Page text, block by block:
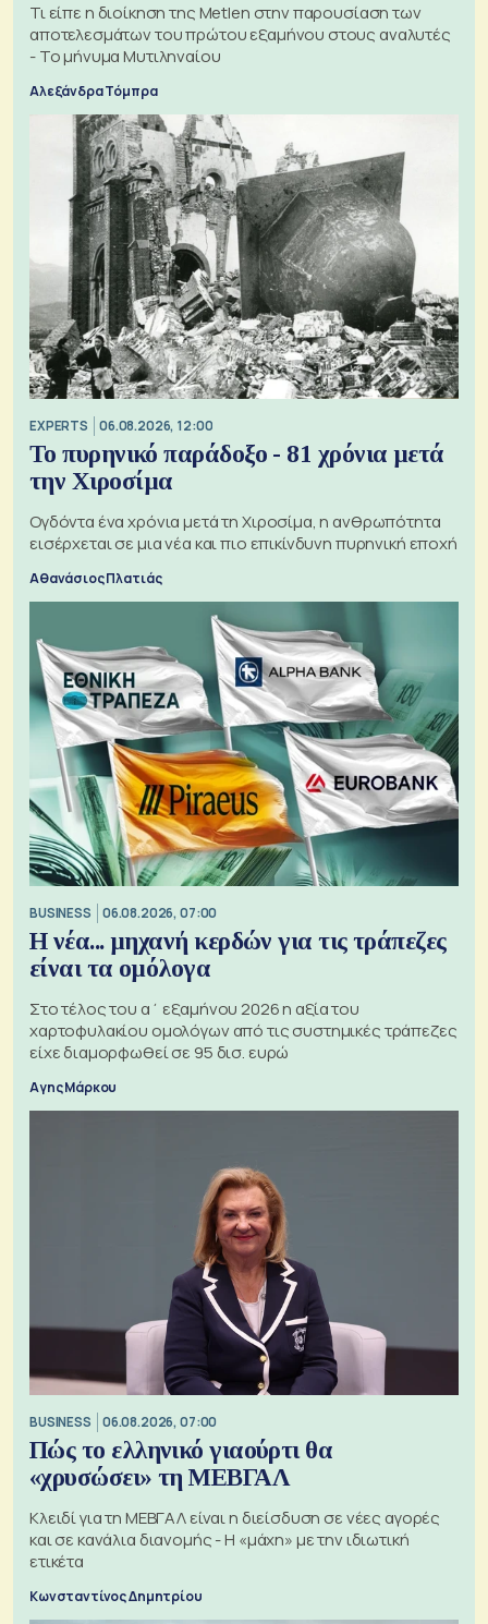
Τι είπε η διοίκηση της Metlen στην παρουσίαση των
αποτελεσμάτων του πρώτου εξαμήνου στους αναλυτές
- Το μήνυμα Μυτιληναίου
Αλεξάνδρα Τόμπρα
EXPERTS 06.08.2026, 12:00
Το πυρηνικό παράδοξο - 81 χρόνια μετά
την Χιροσίμα
Ογδόντα ένα χρόνια μετά τη Χιροσίμα, η ανθρωπότητα
εισέρχεται σε μια νέα και πιο επικίνδυνη πυρηνική εποχή
Αθανάσιος Πλατιάς
BUSINESS 06.08.2026, 07:00
Η νέα... μηχανή κερδών για τις τράπεζες
είναι τα ομόλογα
Στο τέλος του α΄ εξαμήνου 2026 η αξία του
χαρτοφυλακίου ομολόγων από τις συστημικές τράπεζες
είχε διαμορφωθεί σε 95 δισ. ευρώ
Αγης Μάρκου
BUSINESS 06.08.2026, 07:00
Πώς το ελληνικό γιαούρτι θα
«χρυσώσει» τη ΜΕΒΓΑΛ
Κλειδί για τη ΜΕΒΓΑΛ είναι η διείσδυση σε νέες αγορές
και σε κανάλια διανομής - Η «μάχη» με την ιδιωτική
ετικέτα
Κωνσταντίνος Δημητρίου